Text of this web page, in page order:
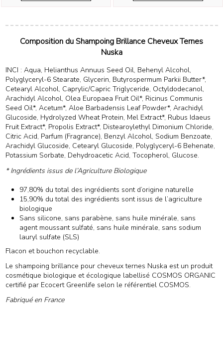
Composition du Shampoing Brillance Cheveux Ternes
Nuska
INCI : Aqua, Helianthus Annuus Seed Oil, Behenyl Alcohol,
Polyglyceryl-6 Stearate, Glycerin, Butyrospermum Parkii Butter*,
Cetearyl Alcohol, Caprylic/Capric Triglyceride, Octyldodecanol,
Arachidyl Alcohol, Olea Europaea Fruit Oil*, Ricinus Communis
Seed Oil*, Acetum*, Aloe Barbadensis Leaf Powder*, Arachidyl
Glucoside, Hydrolyzed Wheat Protein, Mel Extract*, Rubus Idaeus
Fruit Extract*, Propolis Extract*, Distearoylethyl Dimonium Chloride,
Citric Acid, Parfum (Fragrance), Benzyl Alcohol, Sodium Benzoate,
Arachidyl Glucoside, Cetearyl Glucoside, Polyglyceryl-6 Behenate,
Potassium Sorbate, Dehydroacetic Acid, Tocopherol, Glucose.
* Ingrédients issus de l’Agriculture Biologique
97,80% du total des ingrédients sont d’origine naturelle
15,90% du total des ingrédients sont issus de l’agriculture
biologique
Sans silicone, sans parabène, sans huile minérale, sans
agent moussant sulfaté, sans huile minérale, sans sodium
lauryl sulfate (SLS)
Flacon et bouchon recyclable.
Le shampoing brillance pour cheveux ternes Nuska est un produit
cosmétique biologique et écologique labellisé COSMOS ORGANIC
certifié par Ecocert Greenlife selon le référentiel COSMOS.
Fabriqué en France